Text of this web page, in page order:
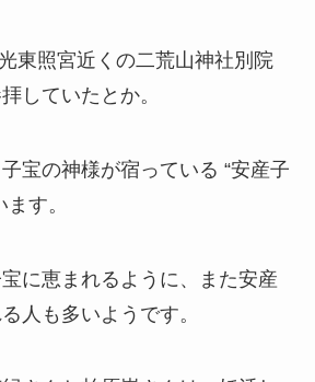
東照宮近くの二荒山神社別院
していたとか。
子宝の神様が宿っている “安産子
す。
に恵まれるように、また安産
人も多いようです。